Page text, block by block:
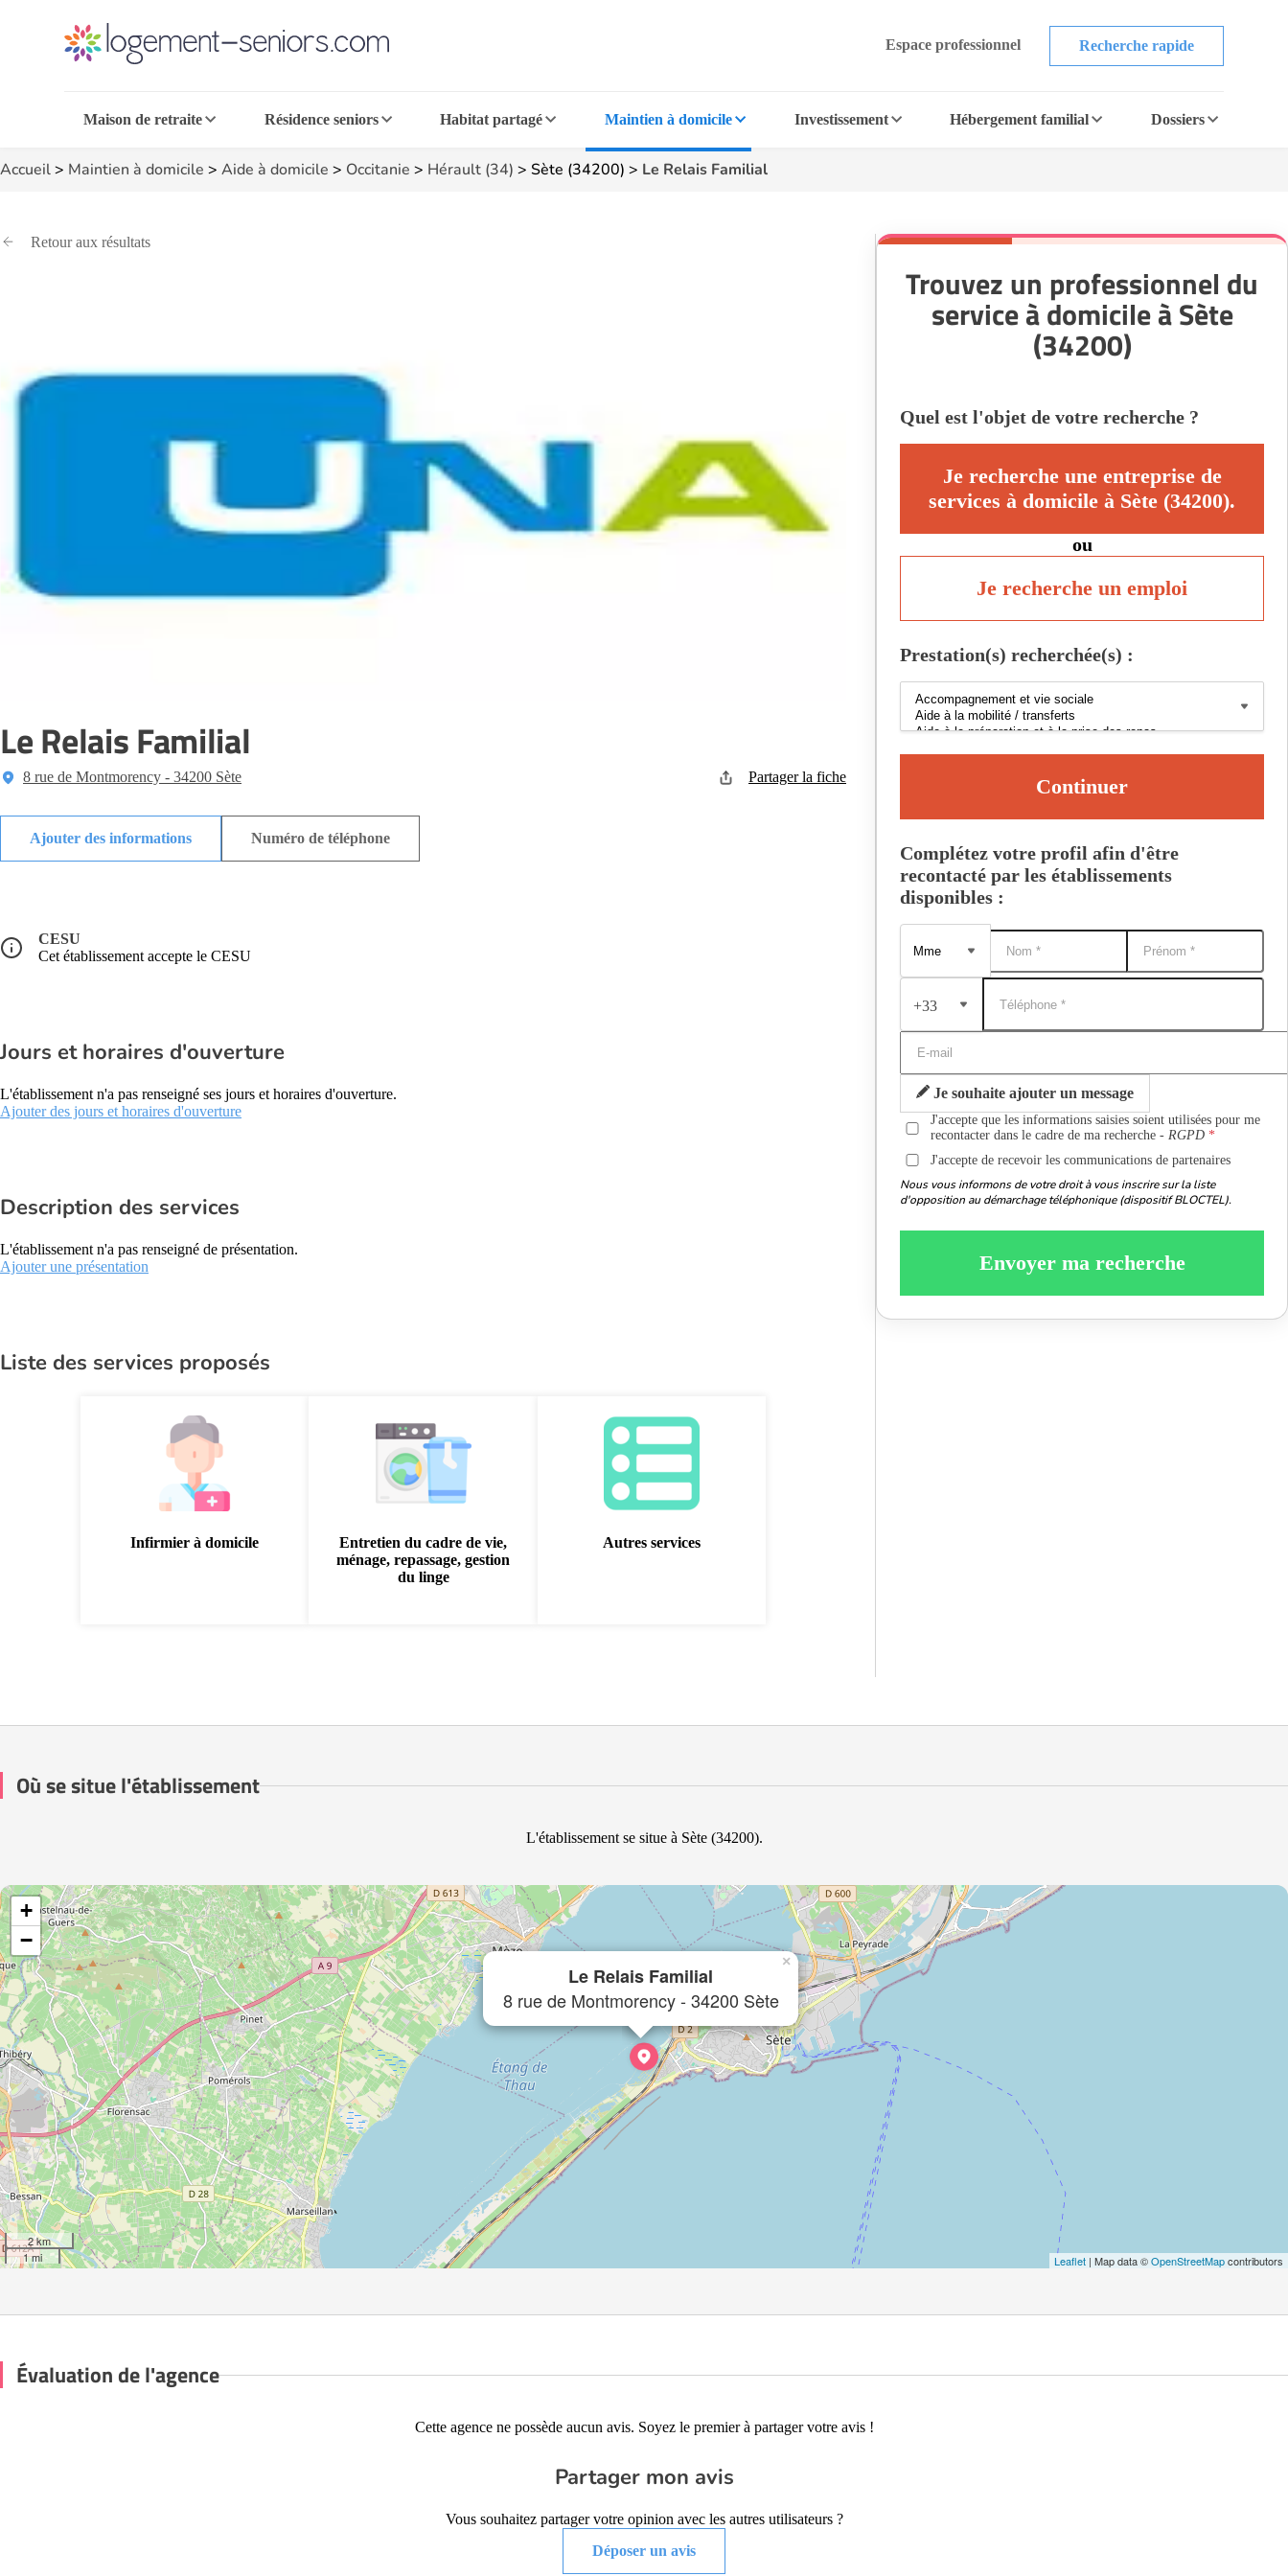
Espace professionnel Recherche rapide
Maison de retraite Résidence seniors Habitat partagé Maintien à domicile Investissement Hébergement familial Dossiers
Accueil> Maintien à domicile > Aide à domicile > Occitanie > Hérault (34) > Sète (34200) > Le Relais Familial
Retour aux résultats
Le Relais Familial
8 rue de Montmorency - 34200 Sète Partager la fiche
Ajouter des informations Numéro de téléphone
CESU
Cet établissement accepte le CESU
Jours et horaires d'ouverture
L'établissement n'a pas renseigné ses jours et horaires d'ouverture.
Ajouter des jours et horaires d'ouverture
Description des services
L'établissement n'a pas renseigné de présentation.
Ajouter une présentation
Liste des services proposés
Infirmier à domicile
Entretien du cadre de vie,
ménage, repassage, gestion
du linge
Autres services
Trouvez un professionnel du
service à domicile à Sète
(34200)
Quel est l'objet de votre recherche ?
Je recherche une entreprise de
services à domicile à Sète (34200).
ou
Je recherche un emploi
Prestation(s) recherchée(s) :
Continuer
Complétez votre profil afin d'être
recontacté par les établissements
disponibles :
+33
Je souhaite ajouter un message
J'accepte que les informations saisies soient utilisées pour me
recontacter dans le cadre de ma recherche -RGPD
J'accepte de recevoir les communications de partenaires
Nous vous informons de votre droit à vous inscrire sur la liste
d'opposition au démarchage téléphonique (dispositif BLOCTEL).
Envoyer ma recherche
Où se situe l'établissement
L'établissement se situe à Sète (34200).
Le Relais Familial
8 rue de Montmorency - 34200 Sète
×
+
−
2 km
1 mi
Leaflet | Map data ©OpenStreetMapcontributors
Évaluation de l'agence
Cette agence ne possède aucun avis. Soyez le premier à partager votre avis !
Partager mon avis
Vous souhaitez partager votre opinion avec les autres utilisateurs ?
Déposer un avis